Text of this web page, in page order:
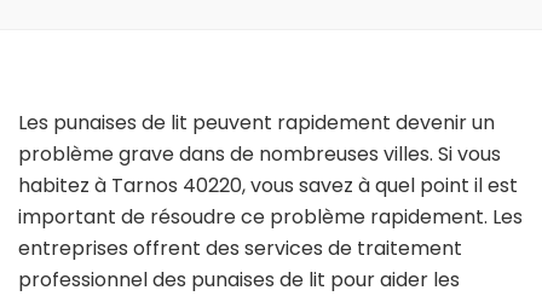
Les punaises de lit peuvent rapidement devenir un
problème grave dans de nombreuses villes. Si vous
habitez à Tarnos 40220, vous savez à quel point il est
important de résoudre ce problème rapidement. Les
entreprises offrent des services de traitement
professionnel des punaises de lit pour aider les